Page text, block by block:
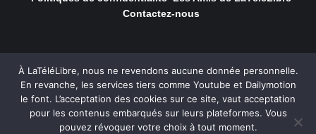
Contactez-nous
LaTéléLibre.fr, ce site a été réalisé par l'agenceNOUS, Ouvert,
Utile & Simple
À LaTéléLibre, nous ne revendons aucune donnée personnelle.
En revanche, les services tiers comme Youtube et Dailymotion
le font. L’acceptation des cookies sur ce site, vaut acceptation
pour les contenus embarqués sur leurs plateformes. Vous
pouvez révoquer votre choix à tout moment.